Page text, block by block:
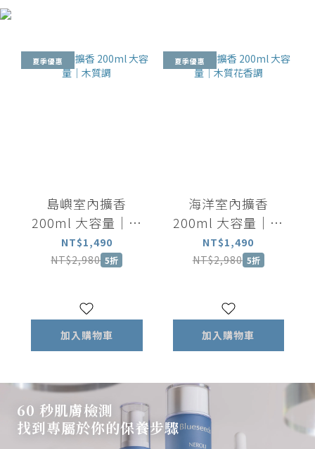
夏季優惠
島嶼室內擴香
200ml 大容量｜木
質調
NT$1,490
NT$2,980 5折
加入購物車
夏季優惠
海洋室內擴香
200ml 大容量｜木
質花香調
NT$1,490
NT$2,980 5折
加入購物車
60 秒肌膚檢測
找到專屬於你的保養步驟